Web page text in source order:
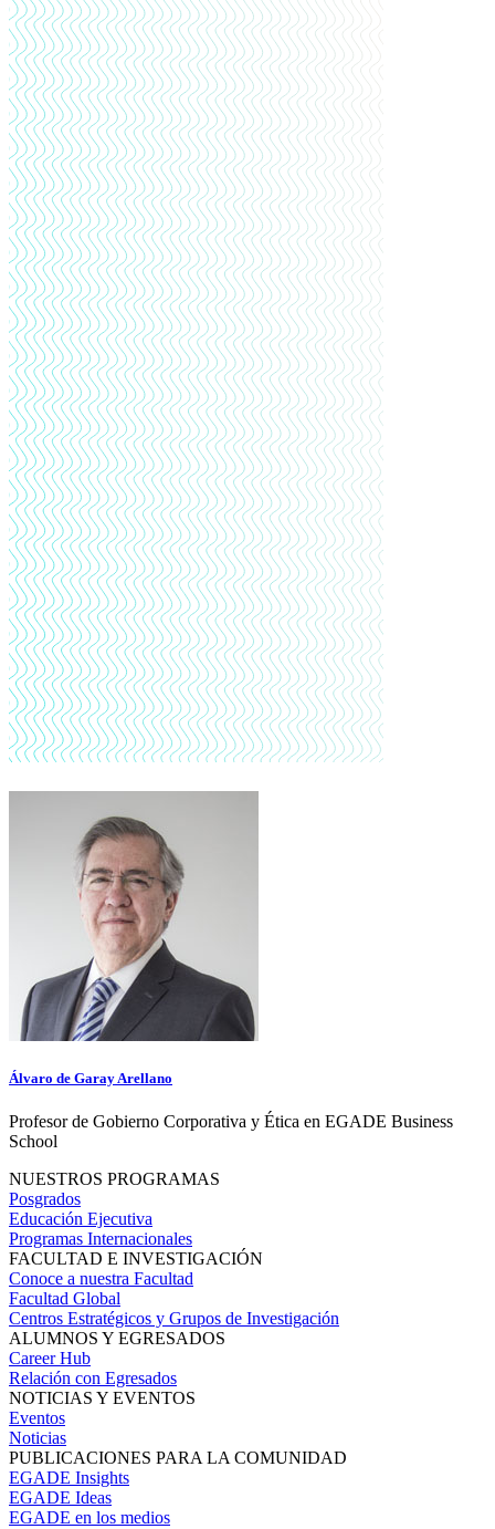
Álvaro de Garay Arellano
Profesor de Gobierno Corporativa y Ética en EGADE Business
School
NUESTROS PROGRAMAS
Posgrados
Educación Ejecutiva
Programas Internacionales
FACULTAD E INVESTIGACIÓN
Conoce a nuestra Facultad
Facultad Global
Centros Estratégicos y Grupos de Investigación
ALUMNOS Y EGRESADOS
Career Hub
Relación con Egresados
NOTICIAS Y EVENTOS
Eventos
Noticias
PUBLICACIONES PARA LA COMUNIDAD
EGADE Insights
EGADE Ideas
EGADE en los medios